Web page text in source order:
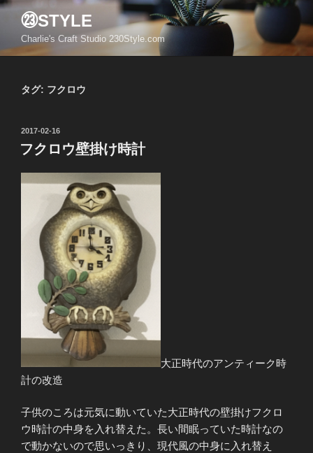
コ
ン
㉓STYLE
Charlie's Craft Studio 230Style.com
タグ: フクロウ
投
稿
日:
2017-02-16
フクロウ壁掛け時計
大正時代のアンティーク時
計の改造
子供のころは元気に動いていた大正時代の壁掛けフクロ
ウ時計の中身を入れ替えた。長い間眠っていた時計なの
で動かないので思いっきり、現代風の中身に入れ替え